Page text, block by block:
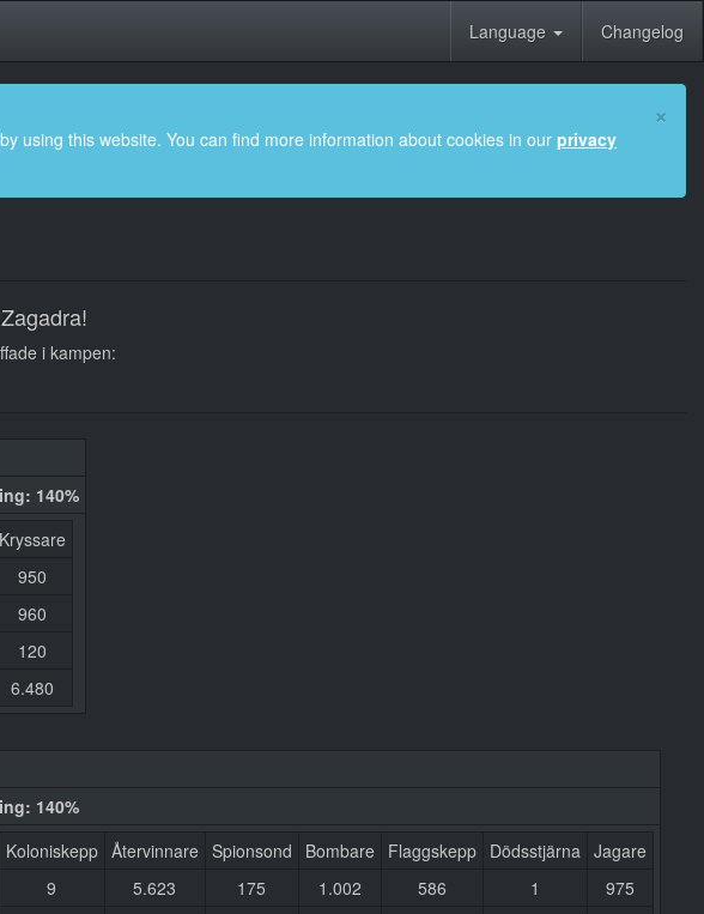
Language Changelog
×
using this website. You can find more information about cookies in our privacy
i kampen:
140%
Kryssare
950
960
120
6.480
140%
Koloniskepp Återvinnare Spionsond Bombare Flaggskepp Dödsstjärna Jagare
9 5.623 175 1.002 586 1
975